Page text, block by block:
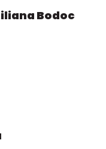
Bodoc